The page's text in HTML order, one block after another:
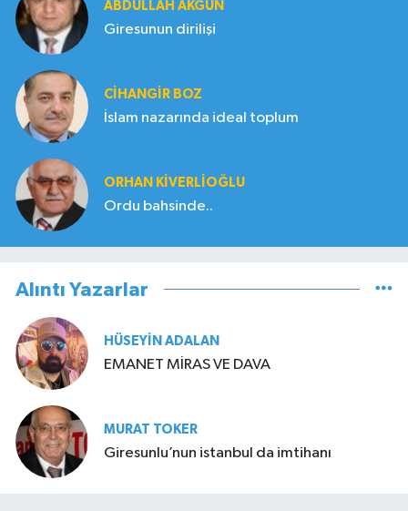
ABDULLAH AKGÜN
Giresunun dirilişi
CIHANGIR BOZ
İslam nazarında ideal toplum
ORHAN KIVERLIOĞLU
Ordu bahsinde..
Alıntı Yazarlar
HÜSEYIN ADALAN
EMANET MİRAS VE DAVA
MURAT TOKER
Giresunlu’nun istanbul da imtihanı